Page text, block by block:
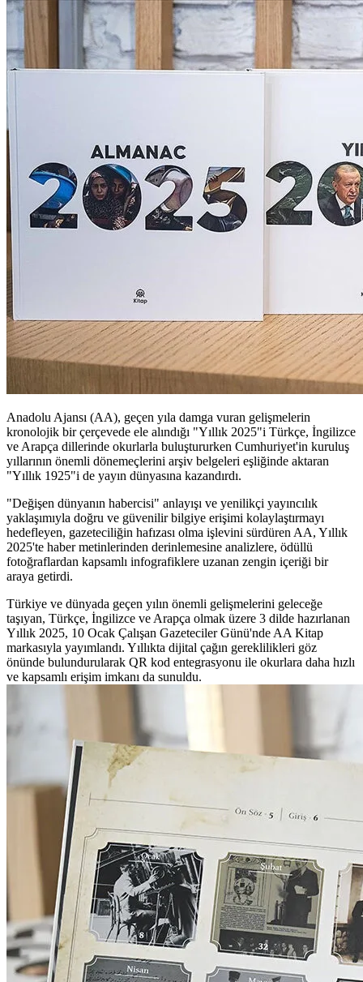
Anadolu Ajansı (AA), geçen yıla damga vuran gelişmelerin
kronolojik bir çerçevede ele alındığı "Yıllık 2025"i Türkçe, İngilizce
ve Arapça dillerinde okurlarla buluştururken Cumhuriyet'in kuruluş
yıllarının önemli dönemeçlerini arşiv belgeleri eşliğinde aktaran
"Yıllık 1925"i de yayın dünyasına kazandırdı.
"Değişen dünyanın habercisi" anlayışı ve yenilikçi yayıncılık
yaklaşımıyla doğru ve güvenilir bilgiye erişimi kolaylaştırmayı
hedefleyen, gazeteciliğin hafızası olma işlevini sürdüren AA, Yıllık
2025'te haber metinlerinden derinlemesine analizlere, ödüllü
fotoğraflardan kapsamlı infografiklere uzanan zengin içeriği bir
araya getirdi.
Türkiye ve dünyada geçen yılın önemli gelişmelerini geleceğe
taşıyan, Türkçe, İngilizce ve Arapça olmak üzere 3 dilde hazırlanan
Yıllık 2025, 10 Ocak Çalışan Gazeteciler Günü'nde AA Kitap
markasıyla yayımlandı. Yıllıkta dijital çağın gereklilikleri göz
önünde bulundurularak QR kod entegrasyonu ile okurlara daha hızlı
ve kapsamlı erişim imkanı da sunuldu.